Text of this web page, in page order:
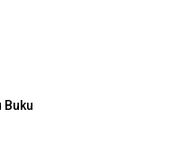
Buku